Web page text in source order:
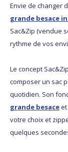
Envie de changer
grande besace
Sac&Zip (vendue
rythme de vos
Le concept
composer un sac
quotidien. Son
grande besace
votre choix et
quelques